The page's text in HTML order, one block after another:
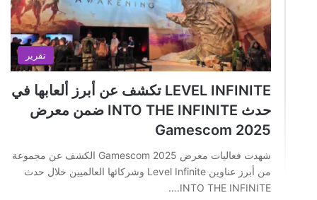
تقرير
LEVEL INFINITE تكشف عن أبرز ألعابها في
حدث INTO THE INFINITE ضمن معرض
Gamescom 2025
شهدت فعاليات معرض Gamescom 2025 الكشف عن مجموعة
من أبرز عناوين Level Infinite وشركائها العالميين خلال حدث
INTO THE INFINITE.…